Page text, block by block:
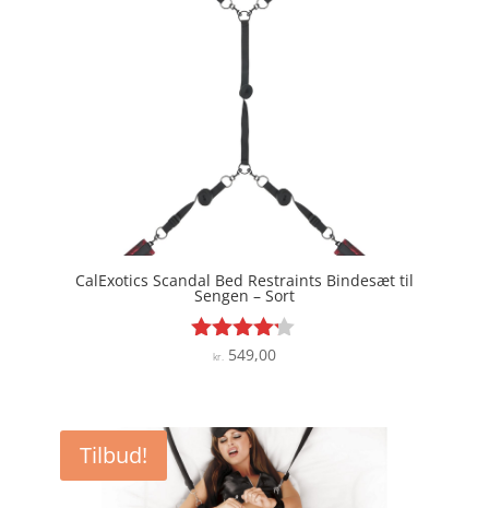
CalExotics Scandal Bed Restraints Bindesæt til
Sengen – Sort
Vurderet
kr. 549,00
Tilbud!